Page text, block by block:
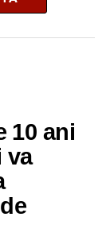
10 ani
va